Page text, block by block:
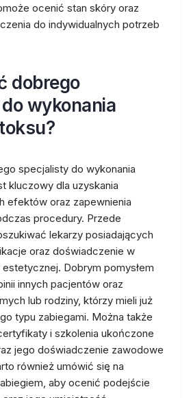
ocenić stan skóry oraz
do indywidualnych potrzeb
dobrego
wykonania
specjalisty do wykonania
kluczowy dla uzyskania
efektów oraz zapewnienia
procedury. Przede
lekarzy posiadających
oraz doświadczenie w
Dobrym pomysłem
innych pacjentów oraz
lub rodziny, którzy mieli już
typu zabiegami. Można także
i szkolenia ukończone
jego doświadczenie zawodowe
również umówić się na
aby ocenić podejście